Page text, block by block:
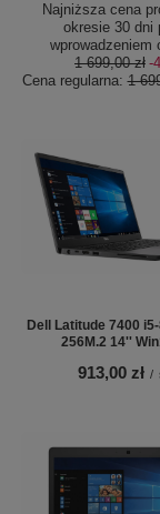
Najniższa cena
okresie 30 dni
wprowadzeniem
1 699,00 zł -
Cena regularna:1
Dell Latitude 7400
256M.2 14''
913,00 zł /